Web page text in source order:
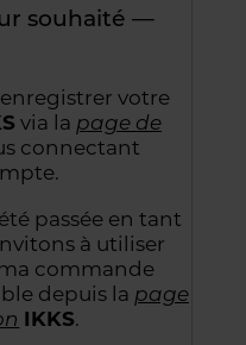
souhaité —
votre
via la page de
connectant
passée en tant
à utiliser
ma commande
depuis la page
IKKS.